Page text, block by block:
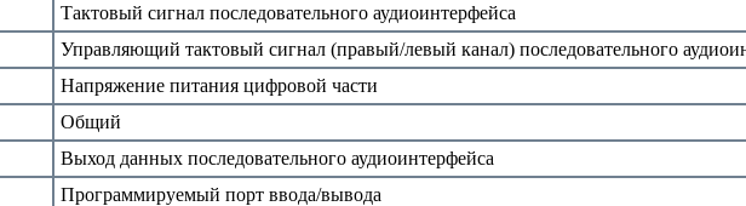
Тактовый сигнал последовательного аудиоинтерфейса
Управляющий тактовый сигнал (правый/левый канал) последовательного
Напряжение питания цифровой части
Общий
Выход данных последовательного аудиоинтерфейса
Программируемый порт ввода/вывода